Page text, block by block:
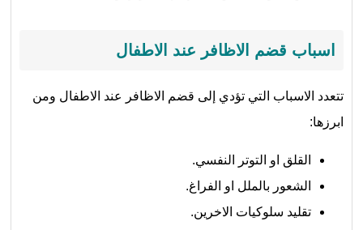
اسباب قضم الاظافر عند الاطفال
تتعدد الاسباب التي تؤدي إلى قضم الاظافر عند الاطفال ومن
ابرزها:
القلق او التوتر النفسي.
الشعور بالملل او الفراغ.
تقليد سلوكيات الاخرين.